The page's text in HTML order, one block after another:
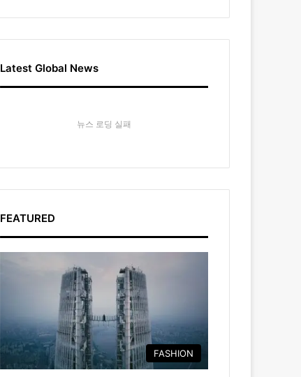
Latest Global News
뉴스 로딩 실패
FEATURED
FASHION